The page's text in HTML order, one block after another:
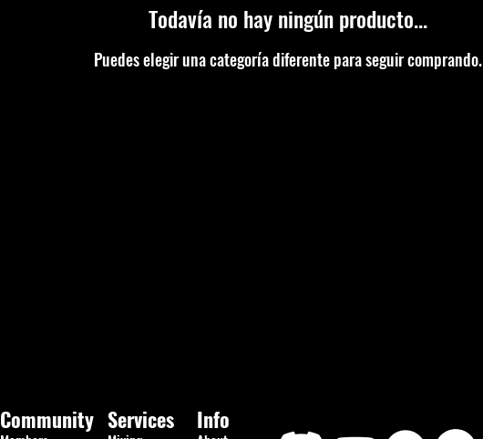
Todavía no hay ningún producto...
Puedes elegir una categoría diferente para seguir comprando.
Community Services Info